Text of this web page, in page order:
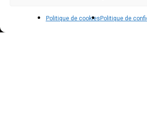
Politique de cookies Politique de